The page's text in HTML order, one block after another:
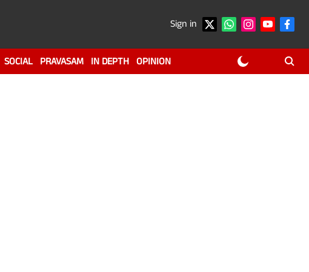
Sign in
SOCIAL PRAVASAM IN DEPTH OPINION